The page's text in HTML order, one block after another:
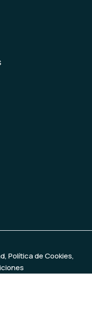
,Política de Cookies,